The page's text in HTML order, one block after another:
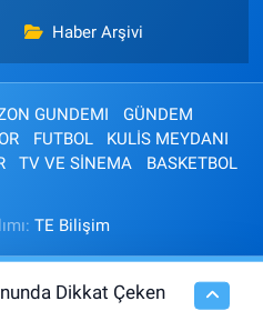
Haber Arşivi
GUNDEMI
GÜNDEM
FUTBOL
KULİS MEYDANI
TV VE SİNEMA BASKETBOL
TE Bilişim
Dikkat Çeken